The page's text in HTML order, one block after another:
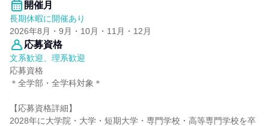
開催月
長期休暇に開催あり
2026年8月・9月・10月・11月・12月
応募資格
文系歓迎、理系歓迎
応募資格
＊全学部・全学科対象＊
【応募資格詳細】
2028年に大学院・大学・短期大学・専門学校・高等専門学校を卒